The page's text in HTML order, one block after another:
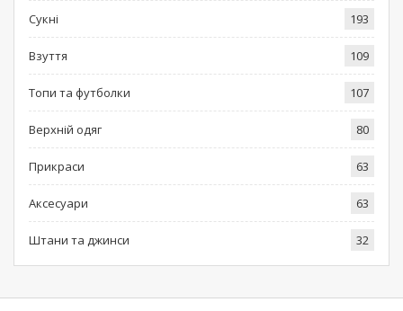
Сукні 193
Взуття 109
Топи та футболки 107
Верхній одяг 80
Прикраси 63
Аксесуари 63
Штани та джинси 32